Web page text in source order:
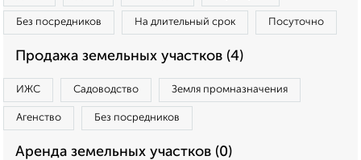
Без посредников На длительный срок Посуточно
Продажа земельных участков (4)
ИЖС Садоводство Земля промназначения
Агенство Без посредников
Аренда земельных участков (0)